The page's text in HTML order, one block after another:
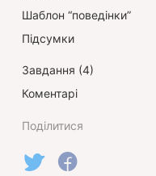
Шаблон “поведінки”
Підсумки
Завдання (4)
Коментарі
Поділитися